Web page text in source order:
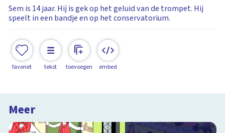
Sem is 14 jaar. Hij is gek op het geluid van de trompet. Hij
speelt in een bandje en op het conservatorium.
favoriet tekst toevoegen embed
Meer